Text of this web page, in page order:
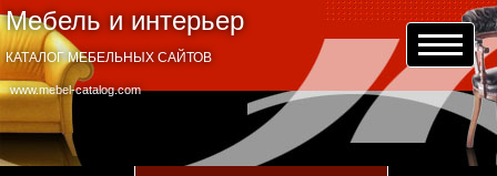
Мебель и интерьер
www.mebel-catalog.com
КАТАЛОГ МЕБЕЛЬНЫХ САЙТОВ